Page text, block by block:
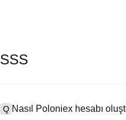
SSS
Q Nasıl Poloniex hesabı